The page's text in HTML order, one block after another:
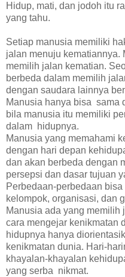
Hidup, mati, dan jodoh itu
yang tahu.
Setiap manusia memiliki
jalan menuju kematiannya.
memilih jalan kematian.
berbeda dalam memilih
dengan saudara lainnya
Manusia hanya bisa sama
bila manusia itu memiliki
dalam hidupnya.
Manusia yang memahami
dengan hari depan
dan akan berbeda dengan
persepsi dan dasar tujuan
Perbedaan-perbedaan
kelompok, organisasi, dan
Manusia ada yang memilih
cara mengejar kenikmatan
hidupnya hanya
kenikmatan dunia. Hari-
khayalan-khayalan
yang serba nikmat.